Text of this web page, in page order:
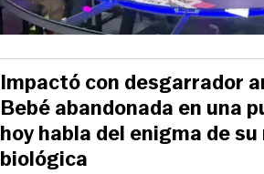
Impactó con desgarrador
Bebé abandonada en una
hoy habla del enigma de
biológica